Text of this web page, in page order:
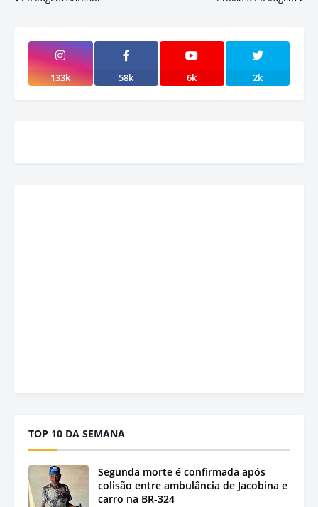
133k 58k 6k 2k
TOP 10 DA SEMANA
Segunda morte é confirmada após
colisão entre ambulância de Jacobina e
carro na BR-324